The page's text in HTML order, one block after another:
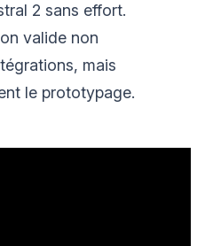
2 sans effort.
valide non
mais
le prototypage.